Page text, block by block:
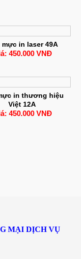
mực in laser 49A
450.000 VNĐ
in thương hiệu
Việt 12A
450.000 VNĐ
MẠI DỊCH VỤ